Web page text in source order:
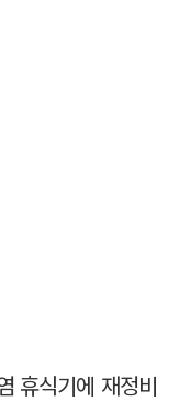
휴식기에 재정비